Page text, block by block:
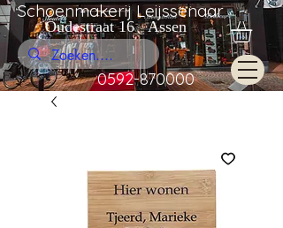
Schoenmakerij Leijssenaar
Oudestraat 16 Assen
0592-870000